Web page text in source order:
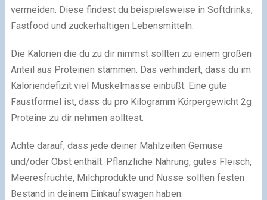
vermeiden. Diese findest du beispielsweise in Softdrinks,
Fastfood und zuckerhaltigen Lebensmitteln.
Die Kalorien die du zu dir nimmst sollten zu einem großen
Anteil aus Proteinen stammen. Das verhindert, dass du im
Kaloriendefizit viel Muskelmasse einbüßt. Eine gute
Faustformel ist, dass du pro Kilogramm Körpergewicht 2g
Proteine zu dir nehmen solltest.
Achte darauf, dass jede deiner Mahlzeiten Gemüse
und/oder Obst enthält. Pflanzliche Nahrung, gutes Fleisch,
Meeresfrüchte, Milchprodukte und Nüsse sollten festen
Bestand in deinem Einkaufswagen haben.